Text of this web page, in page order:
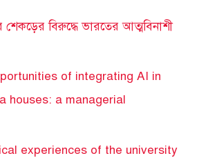
শেকড়ের বিরুদ্ধে ভারতের আত্মবিনাশী
of integrating AI in
houses: a managerial
experiences of the university